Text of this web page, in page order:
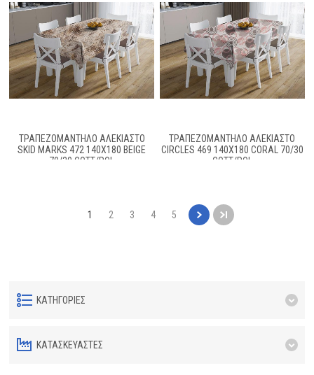
ΤΡΑΠΕΖΟΜΆΝΤΗΛΟ ΑΛΈΚΙΑΣΤΟ
SKID MARKS 472 140X180 BEIGE
70/30 COTT/POL
ΤΡΑΠΕΖΟΜΆΝΤΗΛΟ ΑΛΈΚΙΑΣΤΟ
CIRCLES 469 140X180 CORAL 70/30
COTT/POL
1 2 3 4 5
ΚΑΤΗΓΟΡΊΕΣ
ΚΑΤΑΣΚΕΥΑΣΤΈΣ